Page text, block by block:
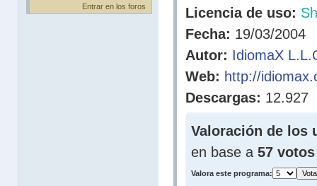
Entrar en los foros
Licencia de uso:
Fecha: 19/03/2004
Autor: IdiomaX
Web: http://
Descargas: 12.927
Valoración de los
en base a 57 votos
Valora este programa: